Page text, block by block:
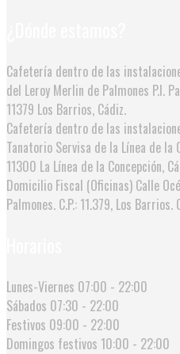
Cafetería dentro de las
del Leroy Merlin de Palmones P.I.
11379 Los Barrios, Cádiz.
Cafetería dentro de las
Tanatorio Servisa de la Línea de la
11300 La Línea de la Concepción,
Domicilio Fiscal (Oficinas) Calle
Palmones. C.P.: 11.379, Los Barrios.
Lunes-Viernes 07:00 - 22:00
Sábados 07:30 - 22:00
Festivos 09:00 - 22:00
Domingos festivos 10:00 - 22:00